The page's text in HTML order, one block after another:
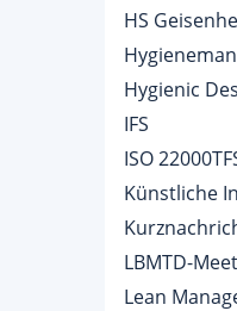
HS
Hygienic
IFS
ISO
Künstliche
LBMTD-
Lean